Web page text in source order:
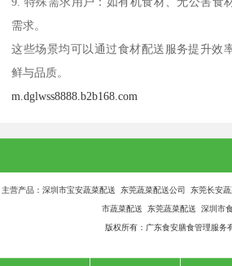
需求。
这些场景均可以通过食材配送服务提升效
鲜与品质。
m.dglwss8888.b2b168.com
主营产品：深圳市宝安蔬菜配送 东莞蔬菜配送公司 东莞长安
市蔬菜配送 东莞蔬菜配送 深圳市
版权所有：广东食安膳食管理服务